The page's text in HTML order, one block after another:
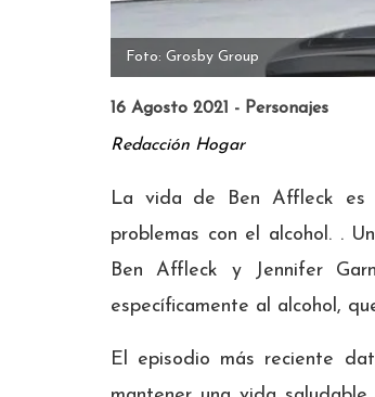
Foto: Grosby Group
16 Agosto 2021 - Personajes
Redacción Hogar
La vida de Ben Affleck es
problemas con el alcohol. .
Ben Affleck y Jennifer
específicamente al alcohol,
El episodio más reciente